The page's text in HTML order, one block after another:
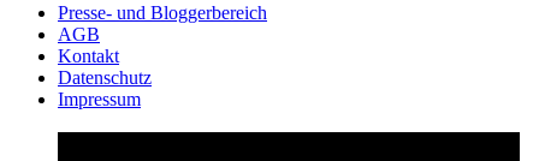
Presse- und Bloggerbereich
AGB
Kontakt
Datenschutz
Impressum